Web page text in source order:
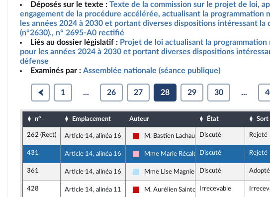
Déposés sur le texte : Texte de la commission sur le projet de loi,
engagement de la procédure accélérée, actualisant la programmation
les années 2024 à 2030 et portant diverses dispositions intéressant la
(n°2630)., n° 2695-A0 rectifié
Liés au dossier législatif : Projet de loi actualisant la programmation
pour les années 2024 à 2030 et portant diverses dispositions
défense
Examinés par : Assemblée nationale (séance publique)
1 ... 26 27 28 29 30 ...
n° Emplacement Auteur État Sort
262 (Rect) Article 14, alinéa 16
La France insoumise - Nouveau Front Populaire
M. Bastien Lachaud Discuté Rejeté
431 Article 14, alinéa 16
Socialistes et apparentés
Mme Marie RécaldeDiscuté Rejeté
361 Article 14, alinéa 16
Horizons & Indépendants
Mme Lise Magnier Discuté Adopté
428 Article 14, alinéa 11
La France insoumise - Nouveau Front Populaire
M. Aurélien SaintoulIrrecevable